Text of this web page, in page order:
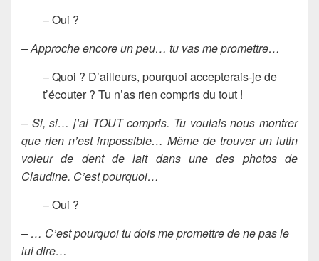
– Oui ?
– Approche encore un peu… tu vas me promettre…
– Quoi ? D’ailleurs, pourquoi accepterais-je de
t’écouter ? Tu n’as rien compris du tout !
– Si, si… j’ai TOUT compris. Tu voulais nous montrer
que rien n’est impossible… Même de trouver un lutin
voleur de dent de lait dans une des photos de
Claudine. C’est pourquoi…
– Oui ?
– … C’est pourquoi tu dois me promettre de ne pas le
lui dire…